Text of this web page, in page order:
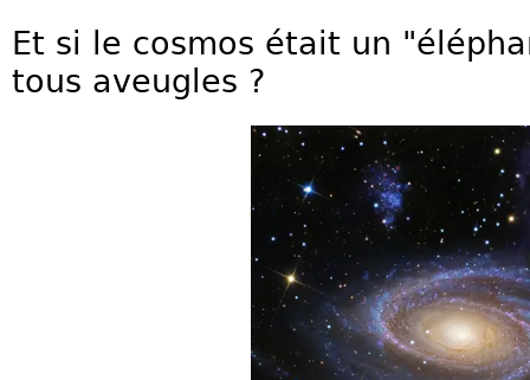
Et si le cosmos était un
tous aveugles ?